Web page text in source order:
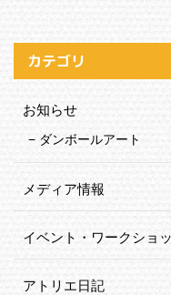
カテゴリ
お知らせ
ダンボールアート
メディア情報
イベント・ワークショ
アトリエ日記